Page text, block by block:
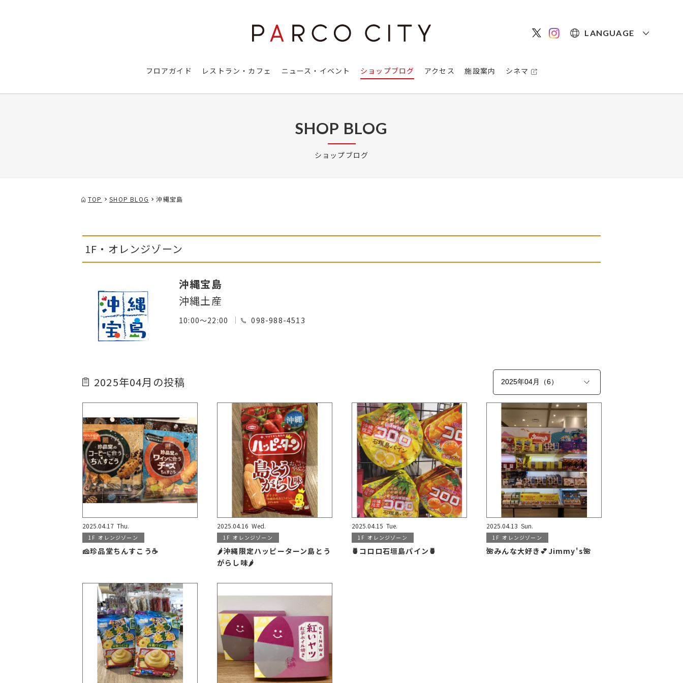
LANGUAGE
フロアガイド レストラン・カフェ ニュース・イベント ショップブログ アクセス 施設案内 シネマ
SHOP BLOG
ショップブログ
TOP SHOP BLOG 沖縄宝島
1F・オレンジゾーン
沖縄宝島
沖縄土産
10:00～22:00 098-988-4513
2025年04月の投稿
2025.04.17 Thu.
1F オレンジゾーン
🧀珍品堂ちんすこう☕
2025.04.16 Wed.
1F オレンジゾーン
🌶️沖縄限定ハッピーターン島とう
がらし味🌶️
2025.04.15 Tue.
1F オレンジゾーン
🍍コロロ石垣島パイン🍍
2025.04.13 Sun.
1F オレンジゾーン
🌺みんな大好き💕Jimmy's🌺